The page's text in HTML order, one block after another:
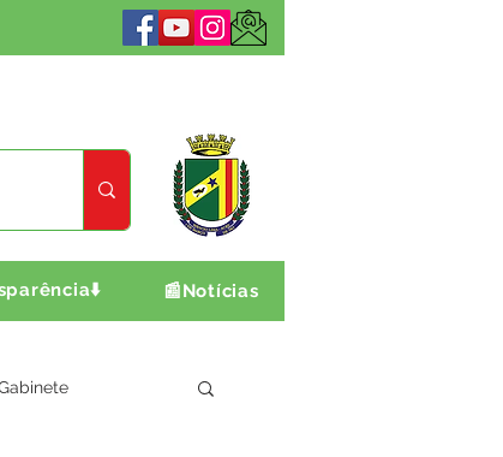
📰Notícias